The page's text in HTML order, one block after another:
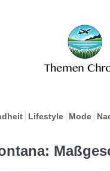
Lifestyle Mode